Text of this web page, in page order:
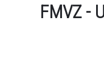
FMVZ -